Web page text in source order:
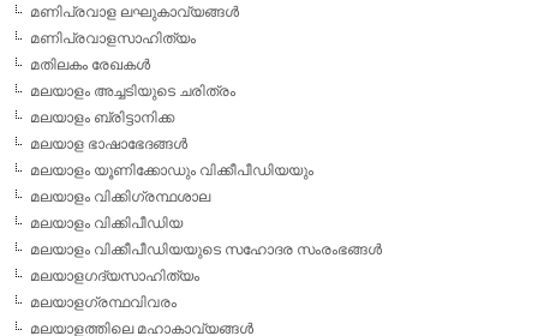
മണിപ്രവാള ലഘുകാവ്യങ്ങള്‍
മണിപ്രവാളസാഹിത്യം
മതിലകം രേഖകള്‍
മലയാളം അച്ചടിയുടെ ചരിത്രം
മലയാളം ബ്രിട്ടാനിക്ക
മലയാള ഭാഷാഭേദങ്ങള്‍
മലയാളം യൂണിക്കോഡും വിക്കീപീഡിയയും
മലയാളം വിക്കിഗ്രന്ഥശാല
മലയാളം വിക്കിപീഡിയ
മലയാളം വിക്കീപീഡിയയുടെ സഹോദര സംരംഭങ്ങള്‍
മലയാളഗദ്യസാഹിത്യം
മലയാളഗ്രന്ഥവിവരം
മലയാളത്തിലെ മഹാകാവ്യങ്ങള്‍